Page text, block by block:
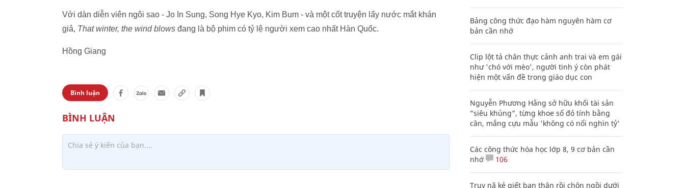
Với dàn diễn viên ngôi sao - Jo In Sung, Song Hye Kyo, Kim Bum - và một cốt truyện lấy nước mắt khán
giả, That winter, the wind blows đang là bộ phim có tỷ lệ người xem cao nhất Hàn Quốc.
Hồng Giang
Bình luận
Bảng công thức đạo hàm nguyên hàm cơ
bản cần nhớ
Clip lột tả chân thực cảnh anh trai và em gái
như 'chó với mèo', người tinh ý còn phát
hiện một vấn đề trong giáo dục con
Nguyễn Phương Hằng sở hữu khối tài sản
"siêu khủng", từng khoe sổ đỏ tính bằng
cân, mắng cựu mẫu 'không có nổi nghìn tỷ'
Các công thức hóa học lớp 8, 9 cơ bản cần
nhớ
106
Truy nã kẻ giết bạn thân rồi chôn ngồi dưới